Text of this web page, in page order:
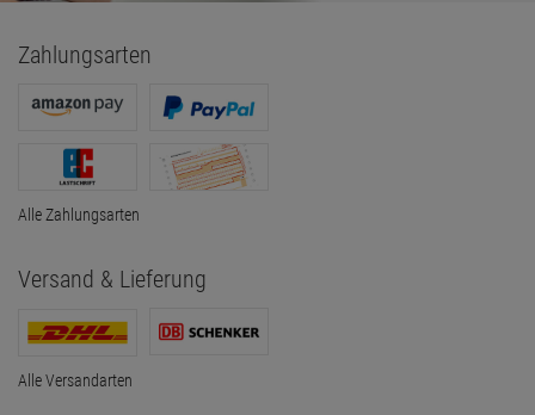
Zahlungsarten
Alle Zahlungsarten
Versand & Lieferung
Alle Versandarten